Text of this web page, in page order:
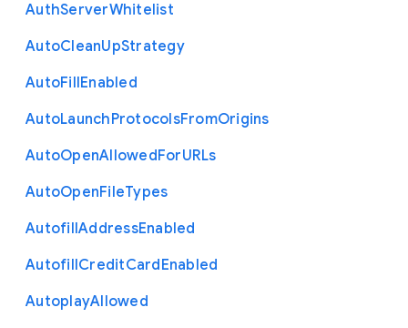
AuthServerWhitelist
AutoCleanUpStrategy
AutoFillEnabled
AutoLaunchProtocolsFromOrigins
AutoOpenAllowedForURLs
AutoOpenFileTypes
AutofillAddressEnabled
AutofillCreditCardEnabled
AutoplayAllowed